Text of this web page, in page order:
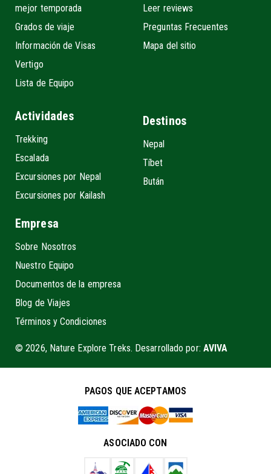
mejor temporada
Grados de viaje
Información de Visas
Vertigo
Lista de Equipo
Leer reviews
Preguntas Frecuentes
Mapa del sitio
Actividades
Trekking
Escalada
Excursiones por Nepal
Excursiones por Kailash
Destinos
Nepal
Tíbet
Bután
Empresa
Sobre Nosotros
Nuestro Equipo
Documentos de la empresa
Blog de Viajes
Términos y Condiciones
© 2026, Nature Explore Treks. Desarrollado por: AVIVA
PAGOS QUE ACEPTAMOS
ASOCIADO CON